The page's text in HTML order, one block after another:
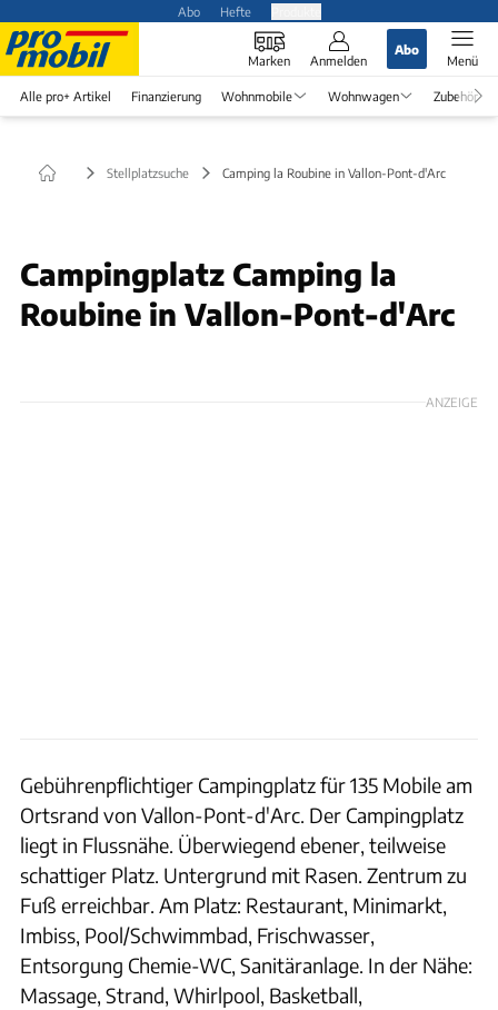
Abo Hefte
Marken Anmelden
Abo
Menü
Alle pro+ Artikel Finanzierung Wohnmobile Wohnwagen Zubehör
Stellplatzsuche Camping la Roubine in Vallon-Pont-d'Arc
Campingplatz Camping la
Roubine in Vallon-Pont-d'Arc
ANZEIGE
Gebührenpflichtiger Campingplatz für 135 Mobile am
Ortsrand von Vallon-Pont-d'Arc. Der Campingplatz
liegt in Flussnähe. Überwiegend ebener, teilweise
schattiger Platz. Untergrund mit Rasen. Zentrum zu
Fuß erreichbar. Am Platz: Restaurant, Minimarkt,
Imbiss, Pool/Schwimmbad, Frischwasser,
Entsorgung Chemie-WC, Sanitäranlage. In der Nähe:
Massage, Strand, Whirlpool, Basketball,